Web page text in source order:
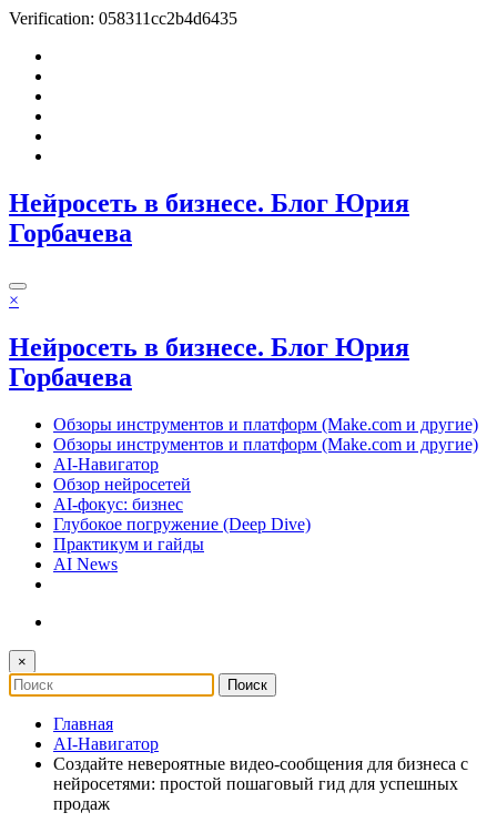
Verification: 058311cc2b4d6435
Перейти
содержимому
Нейросеть в бизнесе. Блог Юрия
Горбачева
×
Нейросеть в бизнесе. Блог Юрия
Горбачева
Обзоры инструментов и платформ (Make.com и другие)
Обзоры инструментов и платформ (Make.com и другие)
AI-Навигатор
Обзор нейросетей
AI-фокус: бизнес
Глубокое погружение (Deep Dive)
Практикум и гайды
AI News
×
Главная
AI-Навигатор
Создайте невероятные видео-сообщения для бизнеса с
нейросетями: простой пошаговый гид для успешных
продаж